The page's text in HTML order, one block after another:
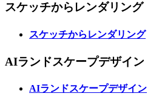
スケッチからレンダリング
スケッチからレンダリング
AIランドスケープデザイン
AIランドスケープデザイン